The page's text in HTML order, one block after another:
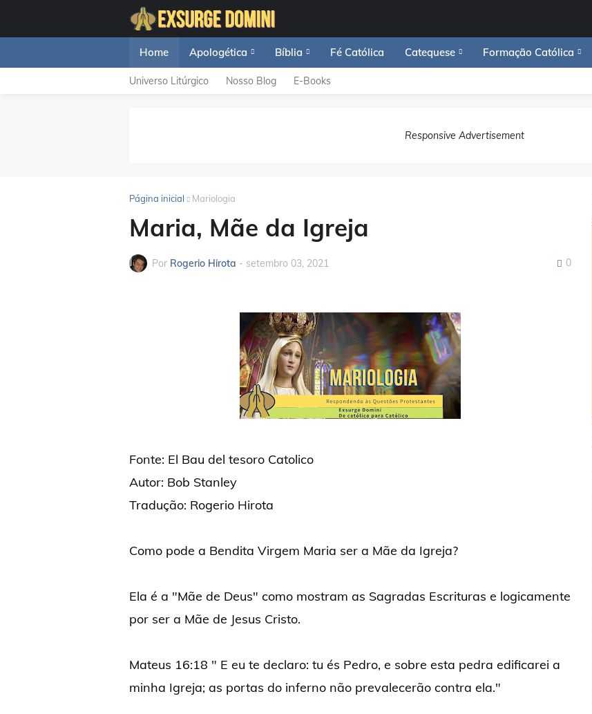
Home Apologética Bíblia Fé Católica Catequese Formação Católica
Universo Litúrgico Nosso Blog E-Books
Responsive Advertisement
Página inicial Mariologia
Maria, Mãe da Igreja
Por Rogerio Hirota - setembro 03, 2021 0
Fonte: El Bau del tesoro Catolico
Autor: Bob Stanley
Tradução: Rogerio Hirota
Como pode a Bendita Virgem Maria ser a Mãe da Igreja?
Ela é a "Mãe de Deus" como mostram as Sagradas Escrituras e logicamente
por ser a Mãe de Jesus Cristo.
Mateus 16:18 " E eu te declaro: tu és Pedro, e sobre esta pedra edificarei a
minha Igreja; as portas do inferno não prevalecerão contra ela."